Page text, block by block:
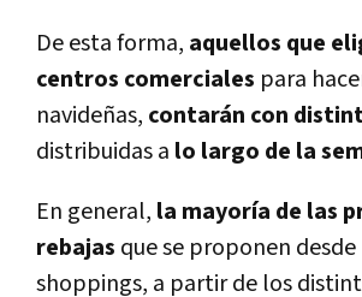
De esta forma, aquellos que
centros comerciales para
navideñas, contarán con
distribuidas a lo largo de la
En general, la mayoría de las
rebajas que se proponen
shoppings, a partir de los